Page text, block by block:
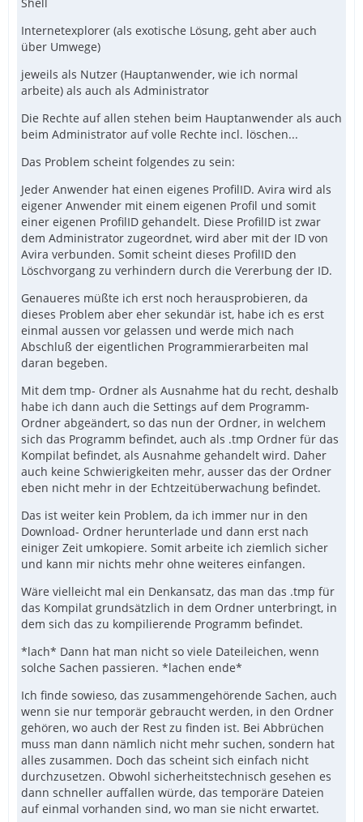
Internetexplorer (als exotische Lösung, geht aber auch
über Umwege)
jeweils als Nutzer (Hauptanwender, wie ich normal
arbeite) als auch als Administrator
Die Rechte auf allen stehen beim Hauptanwender als auch
beim Administrator auf volle Rechte incl. löschen...
Das Problem scheint folgendes zu sein:
Jeder Anwender hat einen eigenes ProfilID. Avira wird als
eigener Anwender mit einem eigenen Profil und somit
einer eigenen ProfilID gehandelt. Diese ProfilID ist zwar
dem Administrator zugeordnet, wird aber mit der ID von
Avira verbunden. Somit scheint dieses ProfilID den
Löschvorgang zu verhindern durch die Vererbung der ID.
Genaueres müßte ich erst noch herausprobieren, da
dieses Problem aber eher sekundär ist, habe ich es erst
einmal aussen vor gelassen und werde mich nach
Abschluß der eigentlichen Programmierarbeiten mal
daran begeben.
Mit dem tmp- Ordner als Ausnahme hat du recht, deshalb
habe ich dann auch die Settings auf dem Programm-
Ordner abgeändert, so das nun der Ordner, in welchem
sich das Programm befindet, auch als .tmp Ordner für das
Kompilat befindet, als Ausnahme gehandelt wird. Daher
auch keine Schwierigkeiten mehr, ausser das der Ordner
eben nicht mehr in der Echtzeitüberwachung befindet.
Das ist weiter kein Problem, da ich immer nur in den
Download- Ordner herunterlade und dann erst nach
einiger Zeit umkopiere. Somit arbeite ich ziemlich sicher
und kann mir nichts mehr ohne weiteres einfangen.
Wäre vielleicht mal ein Denkansatz, das man das .tmp für
das Kompilat grundsätzlich in dem Ordner unterbringt, in
dem sich das zu kompilierende Programm befindet.
*lach* Dann hat man nicht so viele Dateileichen, wenn
solche Sachen passieren. *lachen ende*
Ich finde sowieso, das zusammengehörende Sachen, auch
wenn sie nur temporär gebraucht werden, in den Ordner
gehören, wo auch der Rest zu finden ist. Bei Abbrüchen
muss man dann nämlich nicht mehr suchen, sondern hat
alles zusammen. Doch das scheint sich einfach nicht
durchzusetzen. Obwohl sicherheitstechnisch gesehen es
dann schneller auffallen würde, das temporäre Dateien
auf einmal vorhanden sind, wo man sie nicht erwartet.